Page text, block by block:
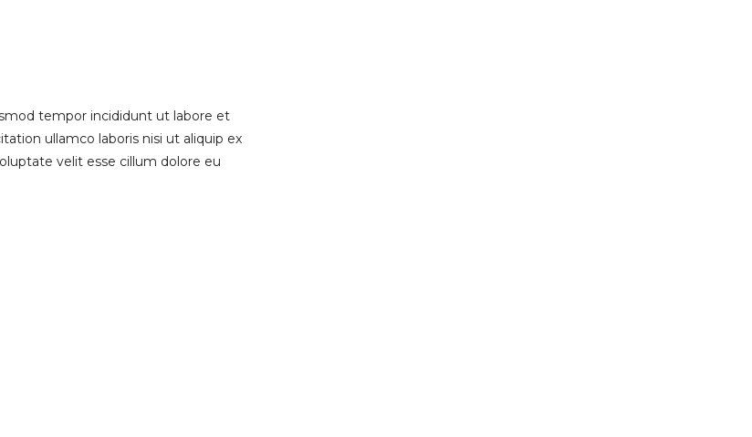
tempor incididunt ut labore et
ullamco laboris nisi ut aliquip ex
velit esse cillum dolore eu